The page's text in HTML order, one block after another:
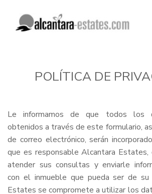
POLÍTICA DE
Le informamos de que todos los
obtenidos a través de este formulario,
de correo electrónico, serán
que es responsable Alcantara Estates,
atender sus consultas y enviarle
con el inmueble que pueda ser de su
Estates se compromete a utilizar los